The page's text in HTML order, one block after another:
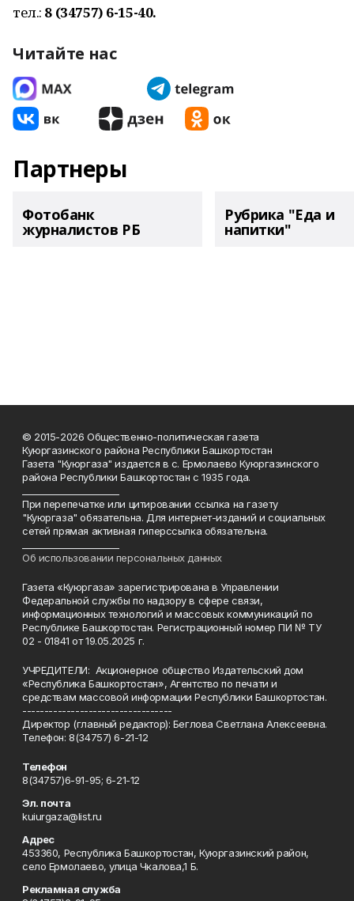
тел.: 8 (34757) 6-15-40.
Читайте нас
Партнеры
Фотобанк
журналистов РБ
Рубрика "Еда и
напитки"
© 2015-2026 Общественно-политическая газета
Куюргазинского района Республики Башкортостан
Газета "Куюргаза" издается в с. Ермолаево Куюргазинского
района Республики Башкортостан с 1935 года.
При перепечатке или цитировании ссылка на газету
"Куюргаза" обязательна. Для интернет-изданий и социальных
сетей прямая активная гиперссылка обязательна.
Об использовании персональных данных
Газета «Куюргаза» зарегистрирована в Управлении
Федеральной службы по надзору в сфере связи,
информационных технологий и массовых коммуникаций по
Республике Башкортостан. Регистрационный номер ПИ № ТУ
02 - 01841 от 19.05.2025 г.
УЧРЕДИТЕЛИ: Акционерное общество Издательский дом
«Республика Башкортостан», Агентство по печати и
средствам массовой информации Республики Башкортостан.
----------------------------------
Директор (главный редактор): Беглова Светлана Алексеевна.
Телефон: 8(34757) 6-21-12
Телефон
8(34757)6-91-95; 6-21-12
Эл. почта
kuiurgaza@list.ru
Адрес
453360, Республика Башкортостан, Куюргазинский район,
село Ермолаево, улица Чкалова,1 Б.
Рекламная служба